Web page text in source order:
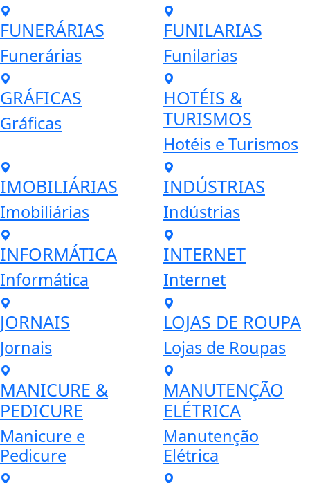
FUNERÁRIAS
Funerárias
FUNILARIAS
Funilarias
GRÁFICAS
Gráficas
HOTÉIS &
TURISMOS
Hotéis e Turismos
IMOBILIÁRIAS
Imobiliárias
INDÚSTRIAS
Indústrias
INFORMÁTICA
Informática
INTERNET
Internet
JORNAIS
Jornais
LOJAS DE ROUPA
Lojas de Roupas
MANICURE &
PEDICURE
Manicure e
Pedicure
MANUTENÇÃO
ELÉTRICA
Manutenção
Elétrica